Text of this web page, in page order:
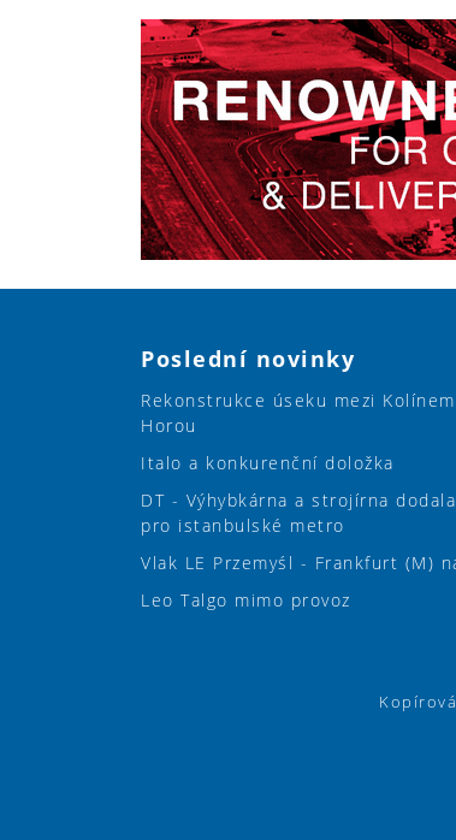
Poslední novinky
Rekonstrukce úseku mezi
Horou
Italo a konkurenční doložka
DT - Výhybkárna a strojírna
pro istanbulské metro
Vlak LE Przemyśl - Frankfurt (M)
Leo Talgo mimo provoz